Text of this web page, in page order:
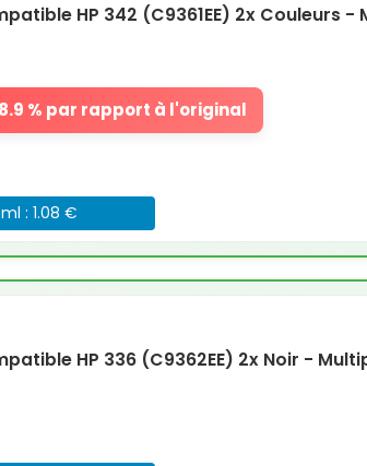
HP 342 (C9361EE) 2x Couleurs -
% par rapport à l'original
: 1.08 €
HP 336 (C9362EE) 2x Noir -